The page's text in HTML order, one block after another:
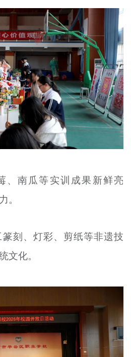
、南瓜等实训成果新鲜亮
。
刻、灯彩、剪纸等非遗技
文化。